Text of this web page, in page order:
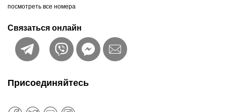
посмотреть все номера
Связаться онлайн
Присоединяйтесь